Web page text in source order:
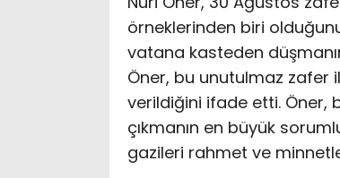
örneklerinden biri
vatana kasteden
Öner, bu unutulmaz zafer
verildiğini ifade etti. Öner,
çıkmanın en büyük
gazileri rahmet ve minnetle